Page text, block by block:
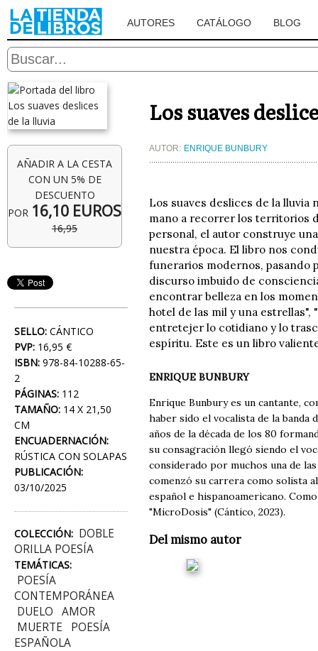
AUTORES CATÁLOGO BLOG
AÑADIR A LA CESTA
CON UN 5% DE
DESCUENTO
POR 16,10 EUROS
16,95
SELLO: CÁNTICO
PVP: 16,95 €
ISBN: 978-84-10288-65-
2
PÁGINAS: 112
TAMAÑO: 14 X 21,50
CM
ENCUADERNACIÓN:
RÚSTICA CON SOLAPAS
PUBLICACIÓN:
03/10/2025
COLECCIÓN: DOBLE
ORILLA POESÍA
TEMÁTICAS:
POESÍA
CONTEMPORÁNEA
DUELO
AMOR
MUERTE
POESÍA
ESPAÑOLA
Los suaves
AUTOR: ENRIQUE BUNBURY
Los suaves deslices de la lluvia
mano a recorrer los territorios
personal, el autor construye
nuestra época. El libro nos
funerarios modernos, pasando
discurso imbuido de
encontrar belleza en los
hotel de las mil y una
entretejer lo cotidiano y lo
espíritu. Este es un libro
ENRIQUE BUNBURY
Enrique Bunbury es un cantante,
haber sido el vocalista de la
años de la década de los 80
su consagración llegó siendo el
considerado por muchos una de
comenzó su carrera como solista
español e hispanoamericano.
"MicroDosis" (Cántico, 2023).
Del mismo autor